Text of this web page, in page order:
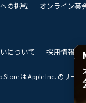
の挑戦 オンライン英
について 採用情報
は Apple Inc. のサービ